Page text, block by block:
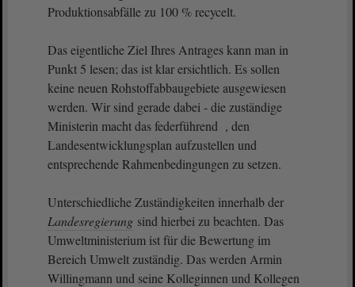
Produktionsabfälle zu 100 % recycelt.
Das eigentliche Ziel Ihres Antrages kann man in
Punkt 5 lesen; das ist klar ersichtlich. Es sollen
keine neuen Rohstoffabbaugebiete ausgewiesen
werden. Wir sind gerade dabei - die zuständige
Ministerin macht das federführend , den
Landesentwicklungsplan aufzustellen und
entsprechende Rahmenbedingungen zu setzen.
Unterschiedliche Zuständigkeiten innerhalb der
Landesregierung sind hierbei zu beachten. Das
Umweltministerium ist für die Bewertung im
Bereich Umwelt zuständig. Das werden Armin
Willingmann und seine Kolleginnen und Kollegen